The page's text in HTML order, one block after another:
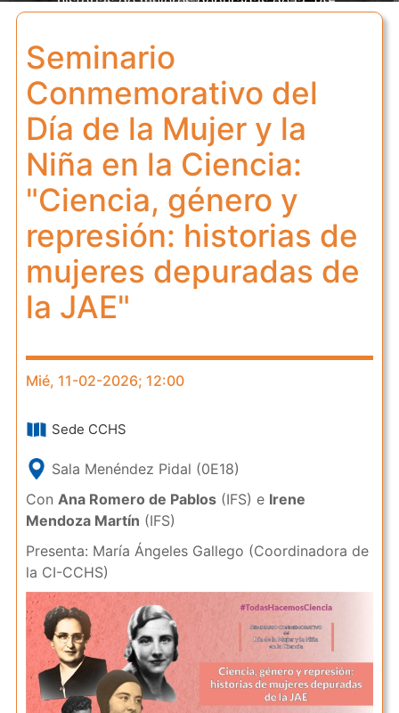
Seminario
Conmemorativo del
Día de la Mujer y la
Niña en la Ciencia:
"Ciencia, género y
represión: historias de
mujeres depuradas de
la JAE"
Mié, 11-02-2026; 12:00
Sede CCHS
Sala Menéndez Pidal (0E18)
Con Ana Romero de Pablos(IFS) e Irene
Mendoza Martín (IFS)
Presenta: María Ángeles Gallego (Coordinadora de
la CI-CCHS)